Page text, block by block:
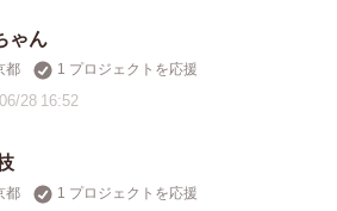
ゃん
都 1 プロジェクトを応援
28 16:52
都 1 プロジェクトを応援